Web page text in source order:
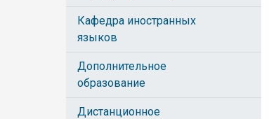
Кафедра иностранных
языков
Дополнительное
образование
Дистанционное